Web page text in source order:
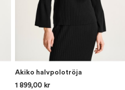
Akiko halvpolotröja
1 899,00 kr